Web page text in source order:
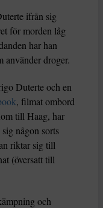
ifrån sig
för morden låg
har han
använder droger.
Duterte och en
, filmat ombord
till Haag, har
någon sorts
riktar sig till
(översatt till
och